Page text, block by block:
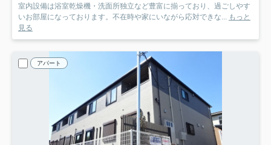
室内設備は浴室乾燥機・洗面所独立など豊富に揃っており、過ごしやす
いお部屋になっております。不在時や家にいながら応対できな... もっと
見る
アパート